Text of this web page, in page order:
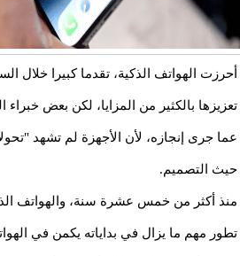
أحرزت الهواتف الذكية، تقدما كبيرا خلال
تعزيزها بالكثير من المزايا، لكن بعض
عما جرى إنجازه، لأن الأجهزة لم تشهد
حيث التصميم.
منذ أكثر من خمس عشرة سنة، والهواتف
تطور مهم ما يزال في بداياته يكمن في